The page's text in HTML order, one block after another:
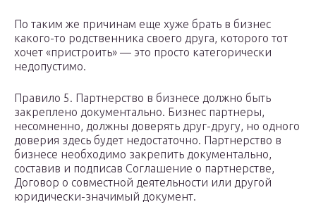
По таким же причинам еще хуже брать в бизнес
какого-то родственника своего друга, которого тот
хочет «пристроить» — это просто категорически
недопустимо.
Правило 5. Партнерство в бизнесе должно быть
закреплено документально. Бизнес партнеры,
несомненно, должны доверять друг-другу, но одного
доверия здесь будет недостаточно. Партнерство в
бизнесе необходимо закрепить документально,
составив и подписав Соглашение о партнерстве,
Договор о совместной деятельности или другой
юридически-значимый документ.